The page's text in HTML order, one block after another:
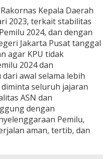
Kepala Daerah
2023, terkait stabilitas
2024, dan dengan
Jakarta Pusat tanggal
agar KPU tidak
2024 dan
awal selama lebih
seluruh jajaran
ASN dan
dengan
Pemilu,
aman, tertib, dan